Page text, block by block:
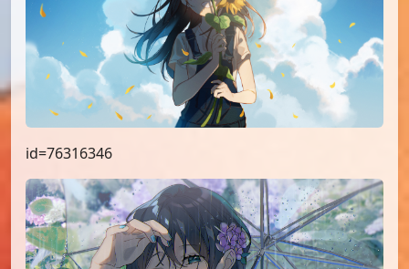
id=76316346